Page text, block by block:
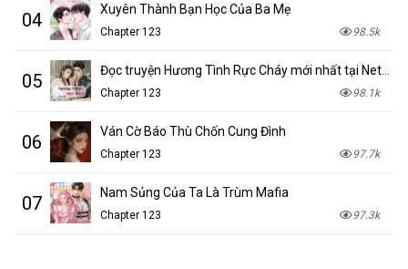
04 Xuyên Thành Bạn Học Của Ba Mẹ
Chapter 123 98.5k
05
Chapter 123 98.1k
06 Ván Cờ Báo Thù Chốn Cung Đình
Chapter 123 97.7k
07 Nam Sủng Của Ta Là Trùm Mafia
Chapter 123 97.3k